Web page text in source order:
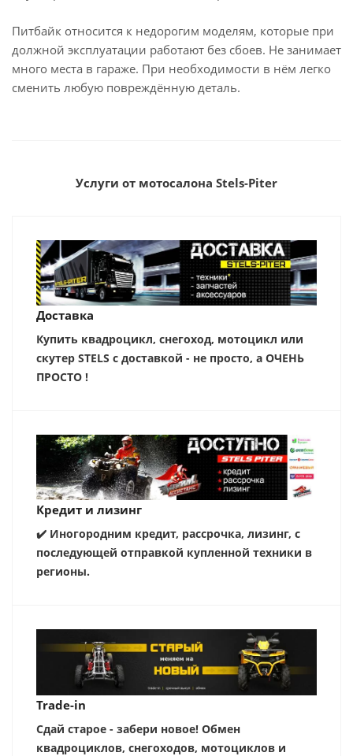
Питбайк относится к недорогим моделям, которые при
должной эксплуатации работают без сбоев. Не занимает
много места в гараже. При необходимости в нём легко
сменить любую повреждённую деталь.
Услуги от мотосалона Stels-Piter
Доставка
Купить квадроцикл, снегоход, мотоцикл или
скутер STELS с доставкой - не просто, а ОЧЕНЬ
ПРОСТО !
Кредит и лизинг
✔️ Иногородним кредит, рассрочка, лизинг, с
последующей отправкой купленной техники в
регионы.
Trade-in
Сдай старое - забери новое! Обмен
квадроциклов, снегоходов, мотоциклов и